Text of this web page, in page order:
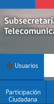
Usuarios
Participación
Ciudadana